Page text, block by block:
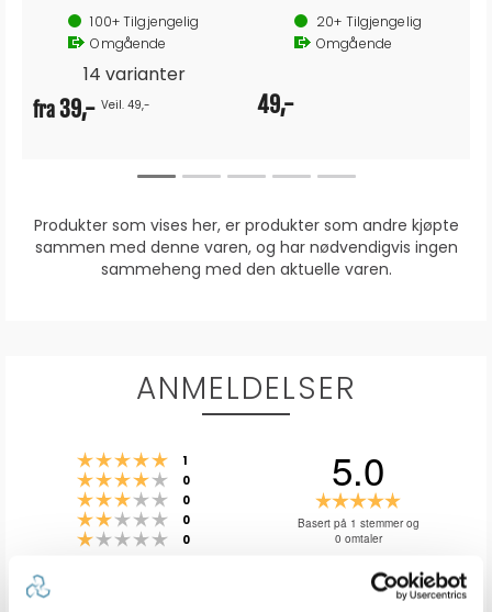
100+Tilgjengelig
Omgående
14 varianter
fra39,- Veil. 49,-
20+ Tilgjengelig
Omgående
49,-
Produkter som vises her, er produkter som andre kjøpte
sammen med denne varen, og har nødvendigvis ingen
sammeheng med den aktuelle varen.
ANMELDELSER
Karakter: 5 av 5 mulige
1
Karakter: 4 av 5 mulige
0
Karakter: 3 av 5 mulige
0
Karakter: 2 av 5 mulige
0
Karakter: 1 av 5 mulige
0
5.0
5.0
mulige
Basert på 1 stemmer og
0 omtaler